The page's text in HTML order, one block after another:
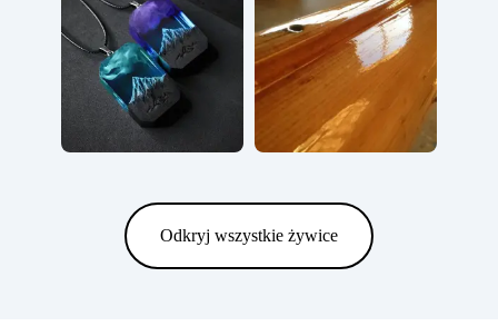
Odkryj wszystkie żywice